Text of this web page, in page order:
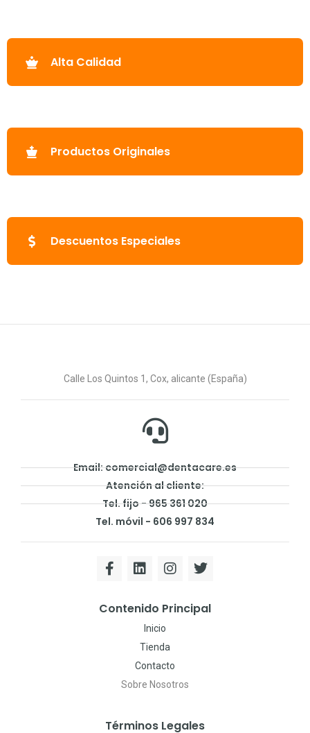
Alta Calidad
Productos Originales
Descuentos Especiales
Calle Los Quintos 1, Cox, alicante (España)
Email: comercial@dentacare.es
Atención al cliente:
Tel. fijo - 965 361 020
Tel. móvil - 606 997 834
Contenido Principal
Inicio
Tienda
Contacto
Sobre Nosotros
Términos Legales